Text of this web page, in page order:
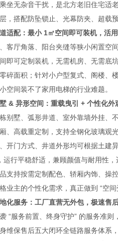
坐无杂音干扰，是北方老旧住宅适
，搭配防坠锁止、光幕防夹、超载
配：最小 1㎡空间即可装机，活
厅角落、阳台夹缝等狭小闲置空
即可定制装机，无需机房、无需底
碎面积；针对小户型复式、阁楼、
空间装不了家用电梯的行业难题。
异形空间：重载曳引 + 个性化外
墅、弧形井道、室外靠墙外挂、
、高载重定制，支持全钢化玻璃观
开门方式、井道外形均可根据土建
运行平稳舒适，兼顾颜值与耐用性
持按需定制配色、轿厢内饰、操
业主的个性化需求，真正做到 “空
服务：工厂直营无外包，极速售
服务前置、终身守护” 的服务准
维保售后五大闭环全链路服务体系